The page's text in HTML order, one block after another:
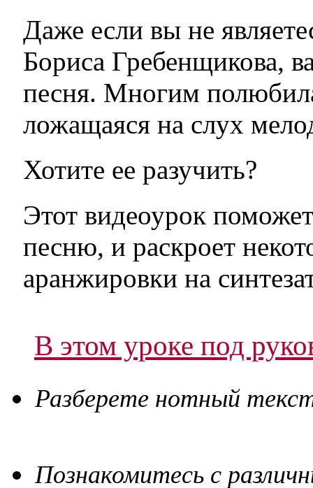
Даже если вы не
Бориса Гребенщикова,
песня. Многим
ложащаяся на слух
Хотите ее разучить?
Этот видеоурок
песню, и раскроет
аранжировки на
В этом уроке под
Разберете нотный
Познакомитесь с